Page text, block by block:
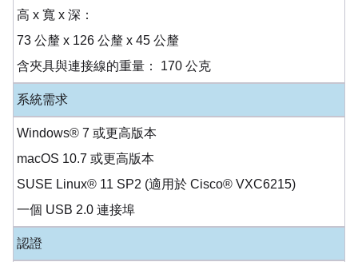
高 x 寬 x 深：
73 公釐 x 126 公釐 x 45 公釐
含夾具與連接線的重量： 170 公克
系統需求
Windows® 7 或更高版本
macOS 10.7 或更高版本
SUSE Linux® 11 SP2 (適用於 Cisco® VXC6215)
一個 USB 2.0 連接埠
認證